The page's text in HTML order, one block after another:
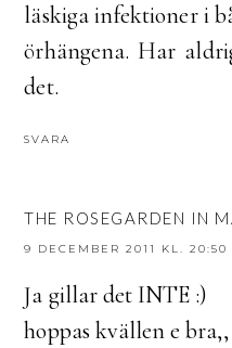
läskiga infektioner i
örhängena. Har
det.
SVARA
THE ROSEGARDEN IN
9 DECEMBER 2011 KL. 20:50
Ja gillar det INTE :)
hoppas kvällen e